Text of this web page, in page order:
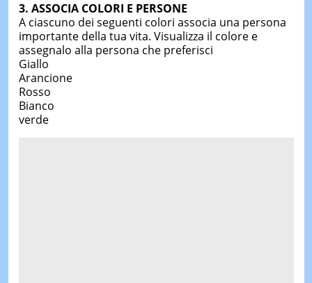
3. ASSOCIA COLORI E PERSONE
A ciascuno dei seguenti colori associa una persona
importante della tua vita. Visualizza il colore e
assegnalo alla persona che preferisci
Giallo
Arancione
Rosso
Bianco
verde